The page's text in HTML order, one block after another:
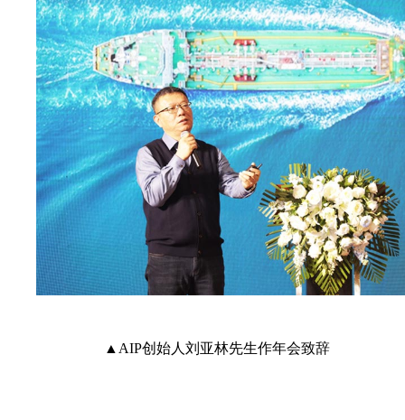
▲AIP创始人刘亚林先生作年会致辞